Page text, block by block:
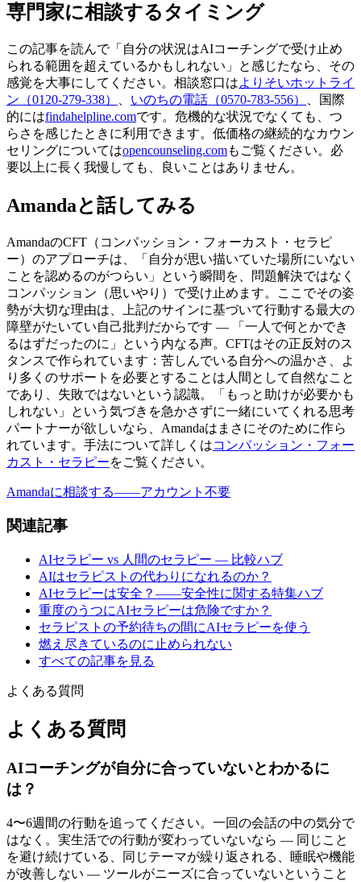
専門家に相談するタイミング
この記事を読んで「自分の状況はAIコーチングで受け止め
られる範囲を超えているかもしれない」と感じたなら、その
感覚を大事にしてください。相談窓口はよりそいホットライ
ン（0120-279-338）
いのちの電話（0570-783-556）
、国際
的にはfindahelpline.comです。危機的な状況でなくても、つ
らさを感じたときに利用できます。低価格の継続的なカウン
セリングについてはopencounseling.comもご覧ください。必
要以上に長く我慢しても、良いことはありません。
Amandaと話してみる
AmandaのCFT（コンパッション・フォーカスト・セラピ
ー）のアプローチは、「自分が思い描いていた場所にいない
ことを認めるのがつらい」という瞬間を、問題解決ではなく
コンパッション（思いやり）で受け止めます。ここでその姿
勢が大切な理由は、上記のサインに基づいて行動する最大の
障壁がたいてい自己批判だからです — 「一人で何とかでき
るはずだったのに」という内なる声。CFTはその正反対のス
タンスで作られています：苦しんでいる自分への温かさ、よ
り多くのサポートを必要とすることは人間として自然なこと
であり、失敗ではないという認識。「もっと助けが必要かも
しれない」という気づきを急かさずに一緒にいてくれる思考
パートナーが欲しいなら、Amandaはまさにそのために作ら
れています。手法について詳しくはコンパッション・フォー
カスト・セラピーをご覧ください。
Amandaに相談する——アカウント不要
関連記事
AIセラピー vs 人間のセラピー — 比較ハブ
AIはセラピストの代わりになれるのか？
AIセラピーは安全？——安全性に関する特集ハブ
重度のうつにAIセラピーは危険ですか？
セラピストの予約待ちの間にAIセラピーを使う
燃え尽きているのに止められない
すべての記事を見る
よくある質問
よくある質問
AIコーチングが自分に合っていないとわかるに
は？
4〜6週間の行動を追ってください。一回の会話の中の気分で
はなく。実生活での行動が変わっていないなら — 同じこと
を避け続けている、同じテーマが繰り返される、睡眠や機能
が改善しない — ツールがニーズに合っていないということ